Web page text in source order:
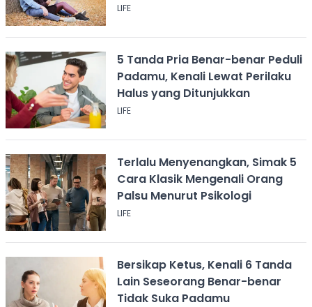
LIFE
5 Tanda Pria Benar-benar Peduli
Padamu, Kenali Lewat Perilaku
Halus yang Ditunjukkan
LIFE
Terlalu Menyenangkan, Simak 5
Cara Klasik Mengenali Orang
Palsu Menurut Psikologi
LIFE
Bersikap Ketus, Kenali 6 Tanda
Lain Seseorang Benar-benar
Tidak Suka Padamu